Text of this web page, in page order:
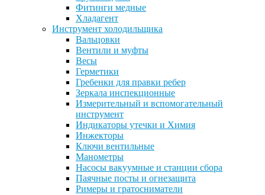
Фитинги медные
Хладагент
Инструмент холодильщика
Вальцовки
Вентили и муфты
Весы
Герметики
Гребенки для правки ребер
Зеркала инспекционные
Измерительный и вспомогательный
инструмент
Индикаторы утечки и Химия
Инжекторы
Ключи вентильные
Манометры
Насосы вакуумные и станции сбора
Паячные посты и огнезащита
Римеры и гратосниматели